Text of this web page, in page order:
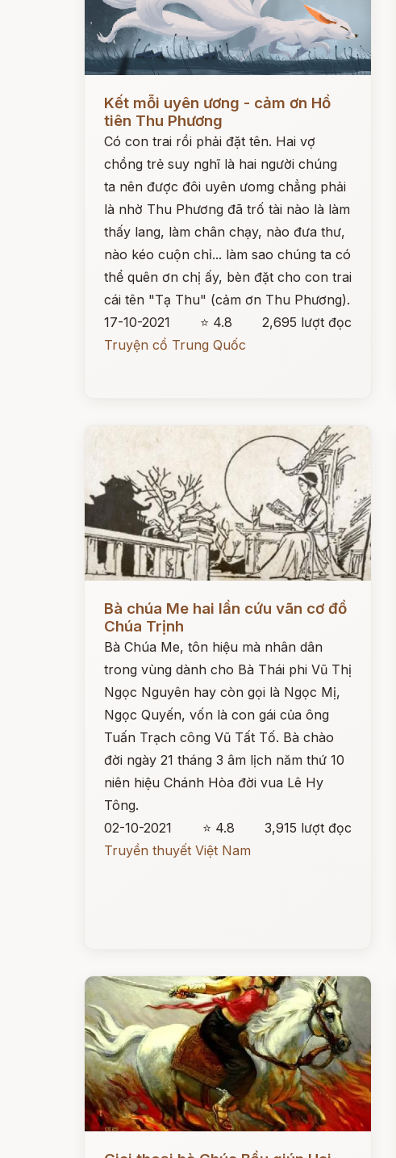
Đọc ngay
Kết mỗi uyên ương - cảm ơn Hồ
tiên Thu Phương
Có con trai rồi phải đặt tên. Hai vợ
chồng trẻ suy nghĩ là hai người chúng
ta nên được đôi uyên ưomg chẳng phải
là nhờ Thu Phương đã trố tài nào là làm
thấy lang, làm chân chạy, nào đưa thư,
nào kéo cuộn chỉ... làm sao chúng ta có
thể quên ơn chị ấy, bèn đặt cho con trai
cái tên "Tạ Thu" (cảm ơn Thu Phương).
17-10-2021
⭐ 4.8
2,695 lượt đọc
Truyện cổ Trung Quốc
Bà chúa Me hai lần cứu vãn cơ đồ
Chúa Trịnh
Bà Chúa Me, tôn hiệu mà nhân dân
trong vùng dành cho Bà Thái phi Vũ Thị
Ngọc Nguyên hay còn gọi là Ngọc Mị,
Ngọc Quyến, vốn là con gái của ông
Tuấn Trạch công Vũ Tất Tố. Bà chào
đời ngày 21 tháng 3 âm lịch năm thứ 10
niên hiệu Chánh Hòa đời vua Lê Hy
Tông.
02-10-2021
⭐ 4.8
3,915 lượt đọc
Truyền thuyết Việt Nam